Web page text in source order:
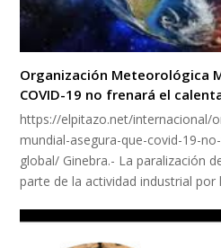
Organización Meteorológica
COVID-19 no frenará el
https://elpitazo.net/internacional/
mundial-asegura-que-covid-19-
global/ Ginebra.- La paralización
parte de la actividad industrial por